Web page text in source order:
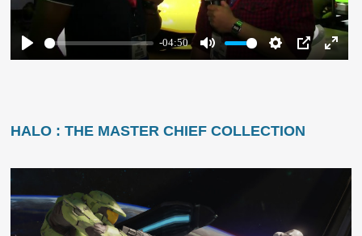
HALO : THE MASTER CHIEF COLLECTION